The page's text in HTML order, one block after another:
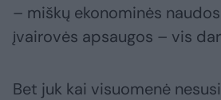
– miškų ekonominės
įvairovės apsaugos – vis
Bet juk kai visuomenė